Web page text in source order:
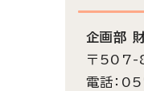
企画部
〒507-
電話：